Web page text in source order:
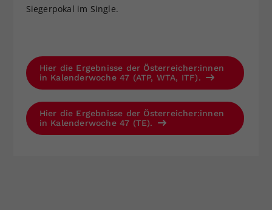
Siegerpokal im Single.
Hier die Ergebnisse der Österreicher:innen
in Kalenderwoche 47 (ATP, WTA, ITF).
Hier die Ergebnisse der Österreicher:innen
in Kalenderwoche 47 (TE).